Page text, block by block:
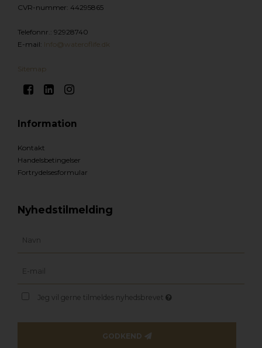
CVR-nummer: 44295865
Telefonnr. : 92928740
E-mail: Info@wateroflife.dk
Sitemap
Information
Kontakt
Handelsbetingelser
Fortrydelsesformular
Nyhedstilmelding
Jeg vil gerne tilmeldes nyhedsbrevet
GODKEND